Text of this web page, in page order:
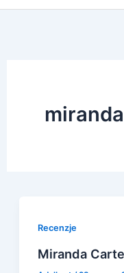
Recenzje
Miranda